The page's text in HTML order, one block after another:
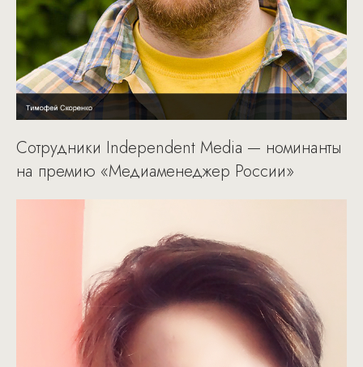
Сотрудники Independent Media — номинанты
на премию «Медиаменеджер России»